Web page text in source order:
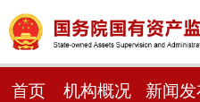
首页 机构概况 新闻发